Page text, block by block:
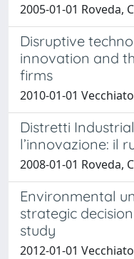
2005-01-01 Roveda,
Disruptive
innovation and
firms
2010-01-01
Distretti
l’innovazione: il
2008-01-01 Roveda,
Environmental
strategic
study
2012-01-01